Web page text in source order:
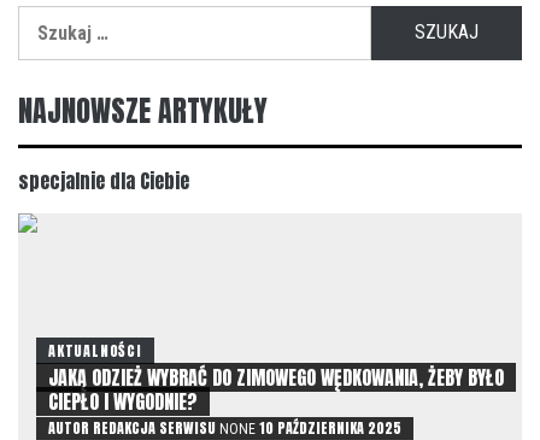
NAJNOWSZE ARTYKUŁY
specjalnie dla Ciebie
AKTUALNOŚCI
JAKĄ ODZIEŻ WYBRAĆ DO ZIMOWEGO WĘDKOWANIA, ŻEBY BYŁO
CIEPŁO I WYGODNIE?
AUTOR REDAKCJA SERWISU NONE 10 PAŹDZIERNIKA 2025